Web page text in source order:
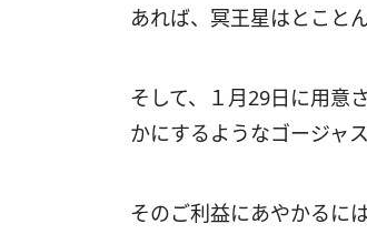
あれば、冥王星はとこと
そして、１月29日に用意
かにするようなゴージャ
そのご利益にあやかるに